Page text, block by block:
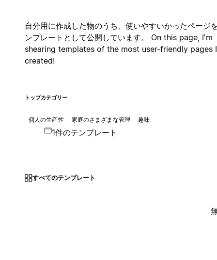
自分用に作成した物のうち、使いやすいかったページ
ンプレートとして公開しています。 On this page, I'm
shearing templates of the most user-friendly pages
created!
トップカテゴリー
個人の生産性 家庭のさまざまな管理 趣味
1件のテンプレート
すべてのテンプレート